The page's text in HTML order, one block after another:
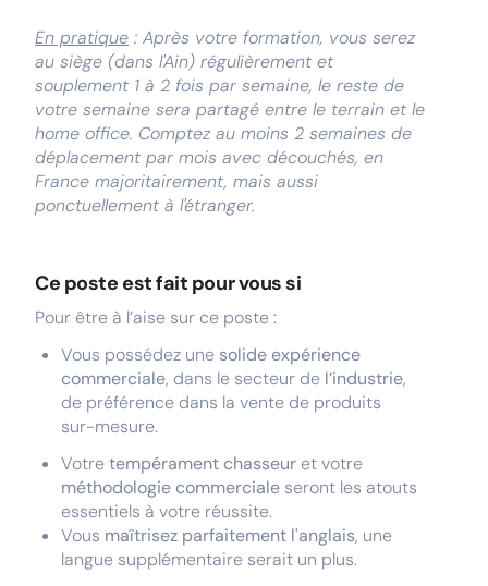
En pratique : Après votre formation, vous serez
au siège (dans l'Ain) régulièrement et
souplement 1 à 2 fois par semaine, le reste de
votre semaine sera partagé entre le terrain et le
home office. Comptez au moins 2 semaines de
déplacement par mois avec découchés, en
France majoritairement, mais aussi
ponctuellement à l'étranger.
Ce poste est fait pour vous si
Pour être à l’aise sur ce poste :
Vous possédez une solide expérience
commerciale, dans le secteur de l’industrie,
de préférence dans la vente de produits
sur-mesure.
Votretempérament chasseur et votre
méthodologie commerciale seront les atouts
essentiels à votre réussite.
Vous maîtrisez parfaitement l'anglais, une
langue supplémentaire serait un plus.